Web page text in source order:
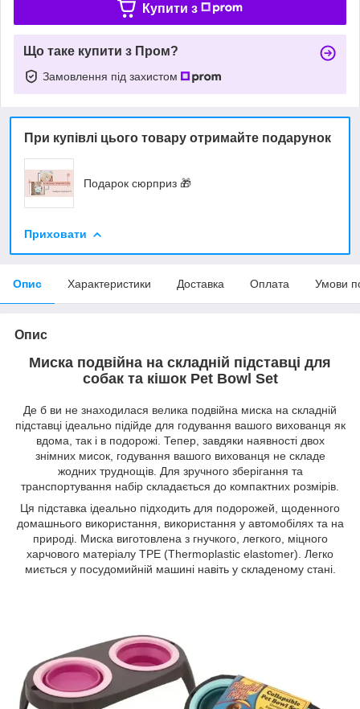
Купити з
Що таке купити з Пром?
Замовлення під захистом
При купівлі цього товару отримайте подарунок
Подарок сюрприз 🎁
Приховати
Опис Характеристики Доставка Оплата Умови
Опис
Миска подвійна на складній підставці для
собак та кішок Pet Bowl Set
Де б ви не знаходилася велика подвійна миска на складній
підставці ідеально підійде для годування вашого вихованця як
вдома, так і в подорожі. Тепер, завдяки наявності двох
знімних мисок, годування вашого вихованця не складе
жодних труднощів. Для зручного зберігання та
транспортування набір складається до компактних розмірів.
Ця підставка ідеально підходить для подорожей, щоденного
домашнього використання, використання у автомобілях та на
природі. Миска виготовлена ​​з гнучкого, легкого, міцного
харчового матеріалу TPE (Thermoplastic elastomer). Легко
миється у посудомийній машині навіть у складеному стані.